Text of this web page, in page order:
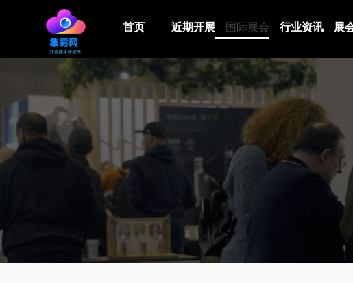
首页 近期开展 国际展会 行业资讯 展